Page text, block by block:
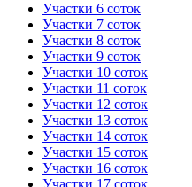
Участки 6 соток
Участки 7 соток
Участки 8 соток
Участки 9 соток
Участки 10 соток
Участки 11 соток
Участки 12 соток
Участки 13 соток
Участки 14 соток
Участки 15 соток
Участки 16 соток